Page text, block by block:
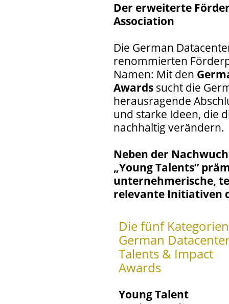
Der erweiterte
Association
Die German
renommierten
Namen: Mit den
Awards sucht die
herausragende
und starke Ideen, die
nachhaltig verändern.
Neben der
„Young Talents“
unternehmerische,
relevante Initiativen
Die fünf
German
Talents & Impact
Awards
Young Talent